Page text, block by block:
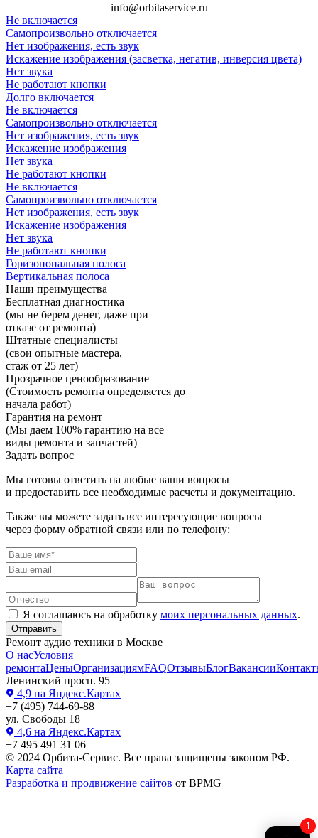
info@orbitaservice.ru
Не включается
Самопроизвольно отключается
Нет изображения, есть звук
Искажение изображения (засветка, негатив, инверсия цвета)
Нет звука
Не работают кнопки
Долго включается
Не включается
Самопроизвольно отключается
Нет изображения, есть звук
Искажение изображения
Нет звука
Не работают кнопки
Не включается
Самопроизвольно отключается
Нет изображения, есть звук
Искажение изображения
Нет звука
Не работают кнопки
Горизонональная полоса
Вертикальная полоса
Наши преимущества
Бесплатная диагностика
(мы не берем денег, даже при
отказе от ремонта)
Штатные специалисты
(свои опытные мастера,
стаж от 25 лет)
Прозрачное ценообразование
(Стоимость ремонта определяется до
начала работ)
Гарантия на ремонт
(Мы даем 100% гарантию на все
виды ремонта и запчастей)
Задать вопрос
Мы готовы ответить на любые ваши вопросы
и предоставить все необходимые расчеты и документацию.
Также вы можете задать все интересующие вопросы
через форму обратной связи или по телефону:
Я соглашаюсь на обработку моих персональных данных.
Отправить
Ремонт аудио техники в Москве
О насУсловия
ремонтаЦеныОрганизациямFAQОтзывыБлогВакансии
Ленинский просп. 95
4,9 на Яндекс.Картах
+7 (495) 744-69-88
ул. Свободы 18
4,6 на Яндекс.Картах
+7 495 491 31 06
© 2024 Орбита-Сервис. Все права защищены законом РФ.
Карта сайта
Разработка и продвижение сайтов от BPMG